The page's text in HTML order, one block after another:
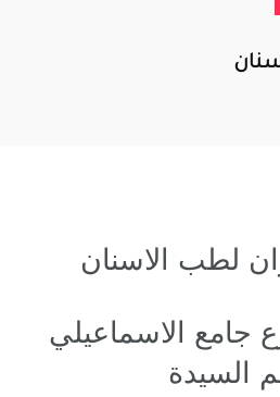
لطب الاسنان
جامع الاسماعيلي
السيدة